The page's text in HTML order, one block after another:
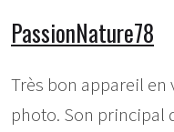
PassionNature78
Très bon appareil
photo. Son principal